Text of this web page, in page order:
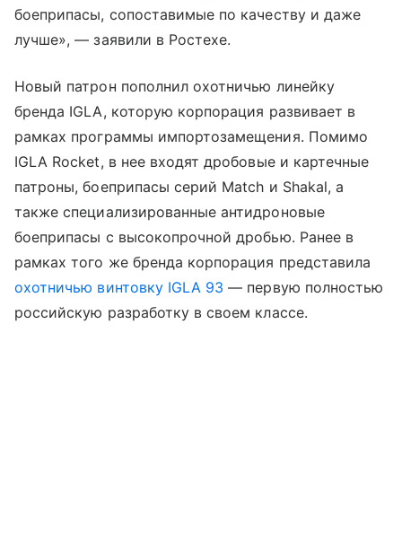
боеприпасы, сопоставимые по качеству и даже
лучше», — заявили в Ростехе.
Новый патрон пополнил охотничью линейку
бренда IGLA, которую корпорация развивает в
рамках программы импортозамещения. Помимо
IGLA Rocket, в нее входят дробовые и картечные
патроны, боеприпасы серий Match и Shakal, а
также специализированные антидроновые
боеприпасы с высокопрочной дробью. Ранее в
рамках того же бренда корпорация представила
охотничью винтовку IGLA 93 — первую полностью
российскую разработку в своем классе.